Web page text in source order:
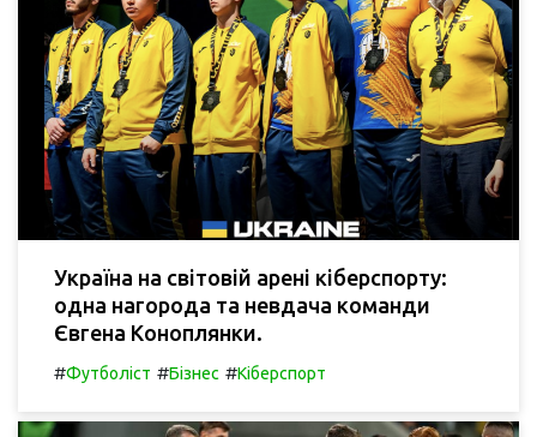
Україна на світовій арені кіберспорту:
одна нагорода та невдача команди
Євгена Коноплянки.
#Футболіст #Бізнес #Кіберспорт